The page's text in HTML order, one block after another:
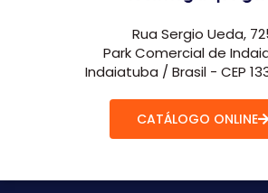
Rua Sergio Ueda,
Park Comercial de
Indaiatuba / Brasil - CEP
CATÁLOGO ONLINE